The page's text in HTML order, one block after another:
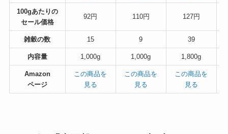
100gあたりの
セール価格
92円 110円 127円
雑穀の数 15 9 39
内容量 1,000g 1,000g 1,800g
Amazon
ページ
この商品を
見る
この商品を
見る
この商品を
見る